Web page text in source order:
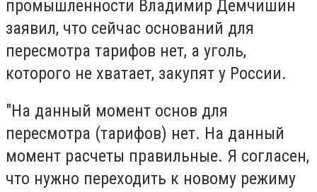
промышленности Владимир Демчишин
заявил, что сейчас оснований для
пересмотра тарифов нет, а уголь,
которого не хватает, закупят у России.
"На данный момент основ для
пересмотра (тарифов) нет. На данный
момент расчеты правильные. Я согласен,
что нужно переходить к новому режиму